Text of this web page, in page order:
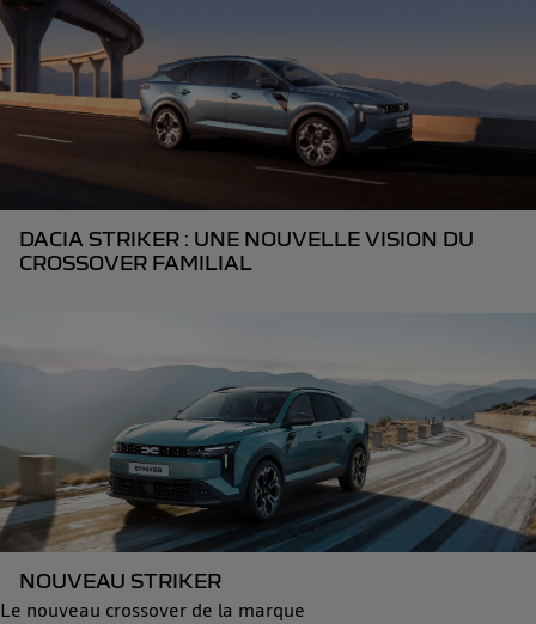
DACIA STRIKER : UNE NOUVELLE VISION DU
CROSSOVER FAMILIAL
NOUVEAU STRIKER
Le nouveau crossover de la marque